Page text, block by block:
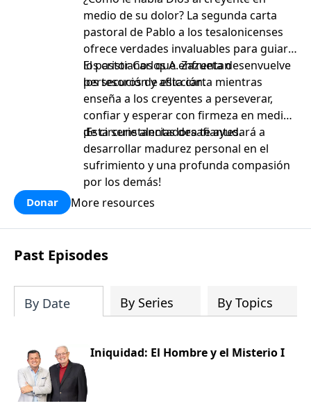
medio de su dolor? La segunda carta
pastoral de Pablo a los tesalonicenses
ofrece verdades invaluables para guiar a
los cristianos que enfrentan
persecución y aflicción.
El pastor Carlos A. Zazueta desenvuelve
los tesoros de esta carta mientras
enseña a los creyentes a perseverar,
confiar y esperar con firmeza en medio
de circunstancias desafiantes.
¡Esta serie alentadora te ayudará a
desarrollar madurez personal en el
sufrimiento y una profunda compasión
por los demás!
Donar More resources
Past Episodes
By Date By Series By Topics
Iniquidad: El Hombre y el Misterio I